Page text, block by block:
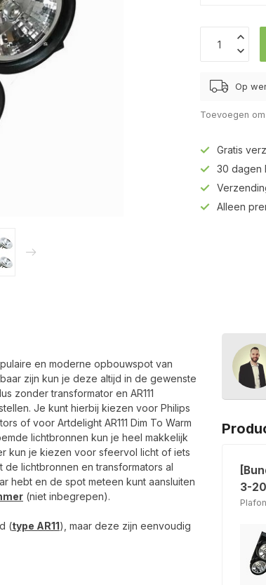
Op
Toevoegen
Gratis
30 dagen
Alleen
en moderne opbouwspot van
zijn kun je deze altijd in de gewenste
zonder transformator en AR111
Je kunt hierbij kiezen voor Philips
of voor Artdelight AR111 Dim To Warm
lichtbronnen kun je heel makkelijk
kun je kiezen voor sfeervol licht of iets
lichtbronnen en transformators al
hebt en de spot meteen kunt aansluiten
(niet inbegrepen).
(type AR11), maar deze zijn eenvoudig
3-